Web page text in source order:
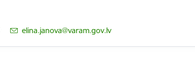
E-pasts:
elina.janova@varam.gov.lv